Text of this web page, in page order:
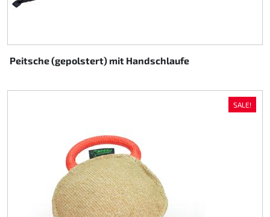
Peitsche (gepolstert) mit Handschlaufe
SALE!